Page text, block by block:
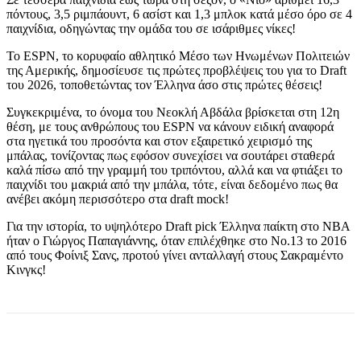
πόντους, 3,5 ριμπάουντ, 6 ασίστ και 1,3 μπλοκ κατά μέσο όρο σε 4
παιχνίδια, οδηγώντας την ομάδα του σε ισάριθμες νίκες!
Το ESPN, το κορυφαίο αθλητικό Μέσο των Ηνωμένων Πολιτειών
της Αμερικής, δημοσίευσε τις πρώτες προβλέψεις του για το Draft
του 2026, τοποθετώντας τον Έλληνα άσο στις πρώτες θέσεις!
Συγκεκριμένα, το όνομα του Νεοκλή Αβδάλα βρίσκεται στη 12η
θέση, με τους ανθρώπους του ESPN να κάνουν ειδική αναφορά
στα ηγετικά του προσόντα και στον εξαιρετικό χειρισμό της
μπάλας, τονίζοντας πως εφόσον συνεχίσει να σουτάρει σταθερά
καλά πίσω από την γραμμή του τριπόντου, αλλά και να φτιάξει το
παιχνίδι του μακριά από την μπάλα, τότε, είναι δεδομένο πως θα
ανέβει ακόμη περισσότερο στα draft mock!
Για την ιστορία, το υψηλότερο Draft pick Έλληνα παίκτη στο ΝΒΑ
ήταν ο Γιώργος Παπαγιάννης, όταν επιλέχθηκε στο Νο.13 το 2016
από τους Φοίνιξ Σανς, προτού γίνει ανταλλαγή στους Σακραμέντο
Κινγκς!